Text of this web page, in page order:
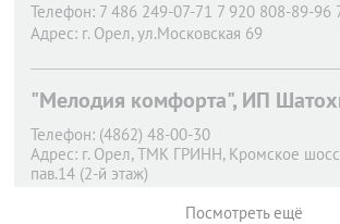
Телефон: 7 486 249-07-71 7 920 808-89-96
Адрес: г. Орел, ул.Московская 69
"Мелодия комфорта", ИП
Телефон: (4862) 48-00-30
Адрес: г. Орел, ТМК ГРИНН, Кромское
пав.14 (2-й этаж)
Посмотреть ещё